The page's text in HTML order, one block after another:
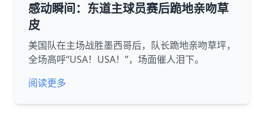
感动瞬间：东道主球员赛后跪地亲吻草
皮
美国队在主场战胜墨西哥后，队长跪地亲吻草坪，
全场高呼“USA！USA！”，场面催人泪下。
阅读更多